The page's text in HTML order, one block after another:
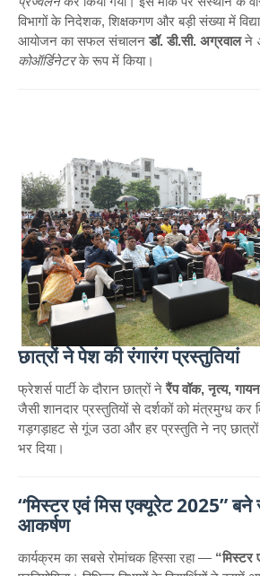
विभागों के निदेशक, शिक्षकगण और बड़ी संख्या में
आयोजन का सफल संचालन डॉ. डी.सी. अग्रवालने
कोऑर्डिनेटरके रूप में किया।
छात्रों ने पेश की रंगारंग प्रस्तुतियां
फ्रेशर्स पार्टी के दौरान छात्रों ने रैंप वॉक, नृत्य,
जैसी शानदार प्रस्तुतियों से दर्शकों को मंत्रमुग्ध कर
गड़गड़ाहट से गूंज उठा और हर प्रस्तुति ने नए
भर दिया।
“मिस्टर एवं मिस एक्यूरेट 2025” बने
आकर्षण
कार्यक्रम का सबसे रोमांचक हिस्सा रहा — “मिस्टर